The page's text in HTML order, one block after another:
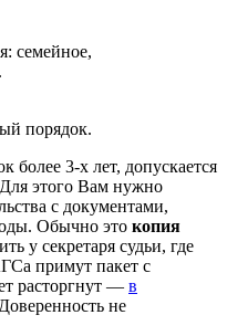
семейное,
порядок.
более 3-х лет, допускается
этого Вам нужно
с документами,
Обычно это копия
у секретаря судьи, где
примут пакет с
расторгнут — в
не